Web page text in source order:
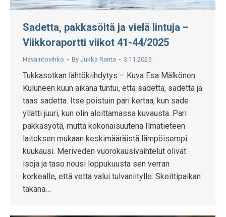
Sadetta, pakkasöitä ja vielä lintuja –
Viikkoraportti viikot 41-44/2025
Havaintovihko By Jukka Ranta 3.11.2025
Tukkasotkan lähtökiihdytys – Kuva Esa Mälkönen
Kuluneen kuun aikana tuntui, että sadetta, sadetta ja
taas sadetta. Itse poistuin pari kertaa, kun sade
yllätti juuri, kun olin aloittamassa kuvausta. Pari
pakkasyötä, mutta kokonaisuutena Ilmatieteen
laitoksen mukaan keskimääräistä lämpöisempi
kuukausi. Meriveden vuorokausivaihtelut olivat
isoja ja taso nousi loppukuusta sen verran
korkealle, että vettä valui tulvaniitylle. Skeittipaikan
takana…